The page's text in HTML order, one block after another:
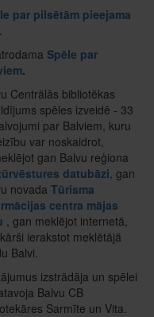
par pilsētām pieejama
.
Spēle par
.
Centrālās bibliotēkas
spēles izveidē - 33
par Balviem, kuru
var noskaidrot,
gan Balvu reģiona
datubāzi, gan
novadaTūrisma
centra mājas
, gan meklējot internetā,
ierakstot meklētājā
Balvi.
izstrādāja un spēlei
Balvu CB
Sarmīte un Vita.